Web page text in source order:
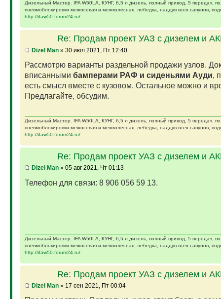
Дизельный Мастер. IFA W50LA, КУНГ, 6,5 л дизель, полный привод, 5 передач,
пневмоблокировки межосевая и межколесная, лебедка, наддув всех сапунов,
http://ifaw50.forum24.ru/
Re: Продам проект УАЗ с дизелем и
Dizel Man» 30 июл 2021, Пт 12:40
Рассмотрю варианты раздельной продажи узлов.
вписанными бамперами РАФ и сиденьями Ауди,
есть смысл вместе с кузовом. Остальное можно и
Предлагайте, обсудим.
Дизельный Мастер. IFA W50LA, КУНГ, 6,5 л дизель, полный привод, 5 передач,
пневмоблокировки межосевая и межколесная, лебедка, наддув всех сапунов,
http://ifaw50.forum24.ru/
Re: Продам проект УАЗ с дизелем и
Dizel Man» 05 авг 2021, Чт 01:13
Телефон для связи: 8 906 056 59 13.
Дизельный Мастер. IFA W50LA, КУНГ, 6,5 л дизель, полный привод, 5 передач,
пневмоблокировки межосевая и межколесная, лебедка, наддув всех сапунов,
http://ifaw50.forum24.ru/
Re: Продам проект УАЗ с дизелем и
Dizel Man» 17 сен 2021, Пт 00:04